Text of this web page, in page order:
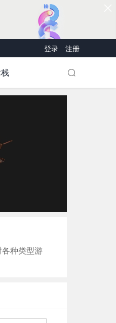
登录 注册
种类型游